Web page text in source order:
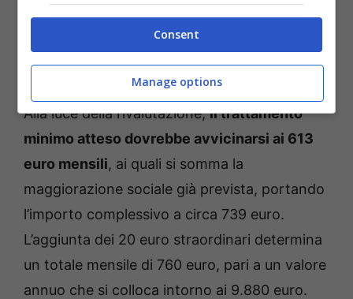
sostegno più adeguato a chi presenta
invalidità totale e redditi particolarmente
bassi.
Alla luce della rivalutazione,il trattamento
minimo atteso dovrebbe avvicinarsi ai 613
euro mensili, ai quali si somma la
maggiorazione sociale già prevista, portando
l’importo complessivo a circa 739 euro.
L’aggiunta dei 20 euro straordinari determina
un totale mensile di 760 euro, pari a un valore
annuo che si colloca intorno ai 9.880 euro.
Consent
Manage options